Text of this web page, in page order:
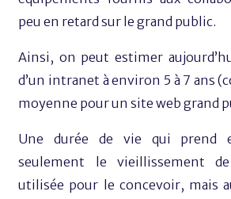
peu en retard sur le grand public.
Ainsi, on peut estimer
d’un intranet à environ 5 à 7 ans
moyenne pour un site web grand
Une durée de vie qui prend
seulement le vieillissement
utilisée pour le concevoir, mais